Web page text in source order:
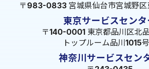
〒983-0833 宮城県仙台市宮城野
東京サービスセンタ
〒140-0001 東京都品川区北
トップルーム品川1015
神奈川サービスセン